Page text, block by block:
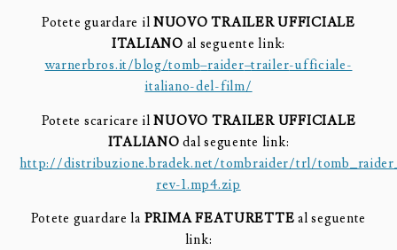
Potete guardare ilNUOVO TRAILER UFFICIALE
ITALIANO al seguente link:
warnerbros.it/blog/tomb–raider–trailer-ufficiale-
italiano-del-film/
Potete scaricare ilNUOVO TRAILER UFFICIALE
ITALIANO dal seguente link:
http://distribuzione.bradek.net/tombraider/trl/
rev-1.mp4.zip
Potete guardare la PRIMA FEATURETTE al seguente
link: